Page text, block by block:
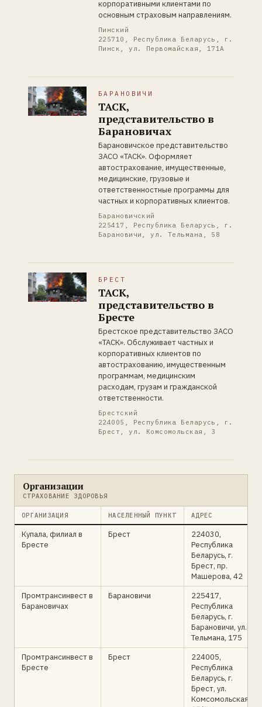
корпоративными клиентами по
основным страховым направлениям.
Пинский
225710, Республика Беларусь, г.
Пинск, ул. Первомайская, 171А
БАРАНОВИЧИ
ТАСК,
представительство в
Барановичах
Барановичское представительство
ЗАСО «ТАСК». Оформляет
автострахование, имущественные,
медицинские, грузовые и
ответственностные программы для
частных и корпоративных клиентов.
Барановичский
225417, Республика Беларусь, г.
Барановичи, ул. Тельмана, 58
БРЕСТ
ТАСК,
представительство в
Бресте
Брестское представительство ЗАСО
«ТАСК». Обслуживает частных и
корпоративных клиентов по
автострахованию, имущественным
программам, медицинским
расходам, грузам и гражданской
ответственности.
Брестский
224005, Республика Беларусь, г.
Брест, ул. Комсомольская, 3
Организации
СТРАХОВАНИЕ ЗДОРОВЬЯ
ОРГАНИЗАЦИЯ НАСЕЛЕННЫЙ ПУНКТ АДРЕС
Купала, филиал в
Бресте
Брест
224030,
Республика
Беларусь, г.
Брест, пр.
Машерова, 42
Промтрансинвест в
Барановичах
Барановичи
225417,
Республика
Беларусь, г.
Барановичи, ул.
Тельмана, 175
Промтрансинвест в
Бресте
Брест
224005,
Республика
Беларусь, г.
Брест, ул.
Комсомольская,